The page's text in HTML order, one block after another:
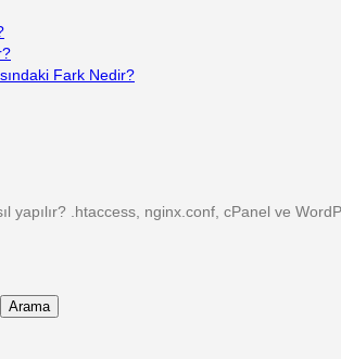
Fark Nedir?
yapılır? .htaccess, nginx.conf, cPanel ve
Arama